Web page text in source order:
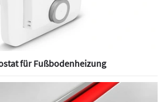
für Fußbodenheizung